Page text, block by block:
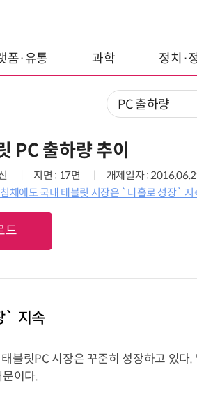
폼·유통 과학 정치·
PC 출하량 추이
지면 : 17면
개제일자 :
체에도 국내 태블릿 시장은 `나홀로 성장` 지
드
` 지속
블릿PC 시장은 꾸준히 성장하고 있다.
이다.